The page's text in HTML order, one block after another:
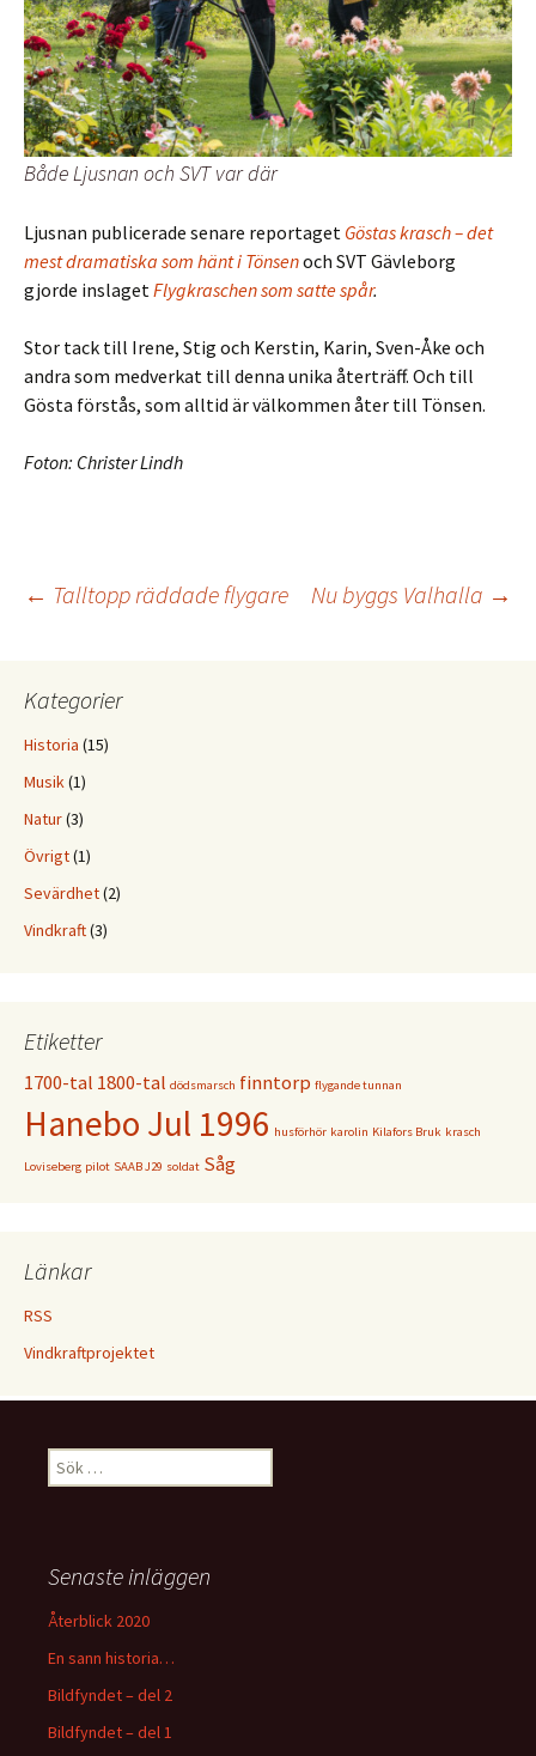
Både Ljusnan och SVT var där
Ljusnan publicerade senare reportaget Göstas krasch – det
mest dramatiska som hänt i Tönsenoch SVT Gävleborg
gjorde inslaget Flygkraschen som satte spår.
Stor tack till Irene, Stig och Kerstin, Karin, Sven-Åke och
andra som medverkat till denna unika återträff. Och till
Gösta förstås, som alltid är välkommen åter till Tönsen.
Foton: Christer Lindh
Inläggsnavigering
← Talltopp räddade flygare Nu byggs Valhalla →
Kategorier
Historia (15)
Musik(1)
Natur(3)
Övrigt(1)
Sevärdhet(2)
Vindkraft(3)
Etiketter
1700-tal 1800-tal dödsmarsch finntorp flygande tunnan
Hanebo Jul 1996 husförhör karolin Kilafors Bruk krasch
Loviseberg pilot SAAB J29 soldat Såg
Länkar
RSS
Vindkraftprojektet
Sök
efter:
Senaste inläggen
Återblick 2020
En sann historia…
Bildfyndet – del 2
Bildfyndet – del 1